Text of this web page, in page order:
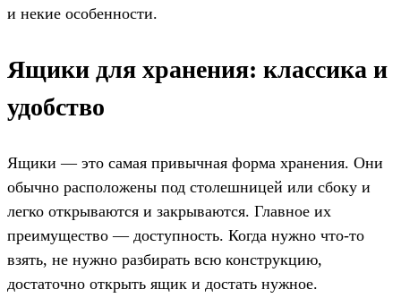
и некие особенности.
Ящики для хранения: классика и
удобство
Ящики — это самая привычная форма хранения. Они
обычно расположены под столешницей или сбоку и
легко открываются и закрываются. Главное их
преимущество — доступность. Когда нужно что-то
взять, не нужно разбирать всю конструкцию,
достаточно открыть ящик и достать нужное.